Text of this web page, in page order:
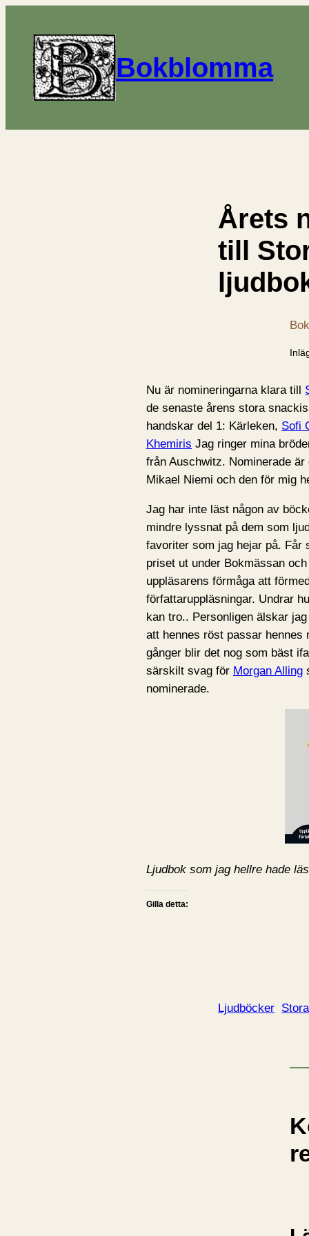
Bokblomma
Årets
till
Nu är nomineringarna klara till
de senaste årens stora
handskar del 1: Kärleken, Sofi
Khemiris Jag ringer mina
från Auschwitz. Nominerade
Mikael Niemi och den för mig
Jag har inte läst någon av
mindre lyssnat på dem som
favoriter som jag hejar på. Får
priset ut under Bokmässan
uppläsarens förmåga att
författaruppläsningar. Undrar
kan tro.. Personligen älskar
att hennes röst passar
gånger blir det nog som bäst
särskilt svag för Morgan Alling
nominerade.
Ljudbok som jag hellre hade
Gilla detta:
Ljudböcker